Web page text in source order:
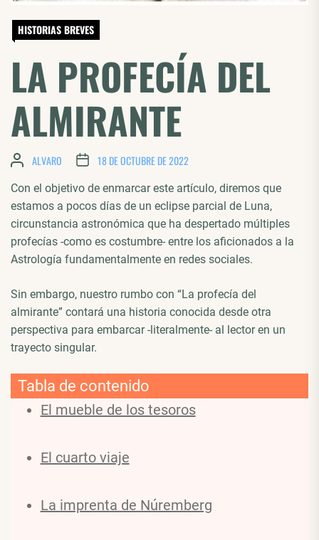
HISTORIAS BREVES
LA PROFECÍA DEL
ALMIRANTE
ALVARO 18 DE OCTUBRE DE 2022
Con el objetivo de enmarcar este artículo, diremos que
estamos a pocos días de un eclipse parcial de Luna,
circunstancia astronómica que ha despertado múltiples
profecías -como es costumbre- entre los aficionados a la
Astrología fundamentalmente en redes sociales.
Sin embargo, nuestro rumbo con “La profecía del
almirante” contará una historia conocida desde otra
perspectiva para embarcar -literalmente- al lector en un
trayecto singular.
Tabla de contenido
El mueble de los tesoros
El cuarto viaje
La imprenta de Núremberg